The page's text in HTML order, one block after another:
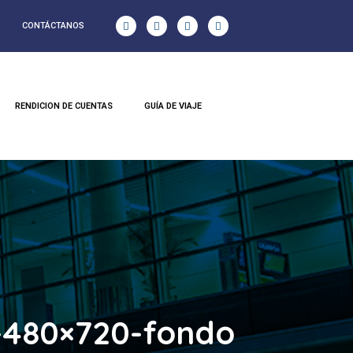
CONTÁCTANOS
RENDICION DE CUENTAS GUÍA DE VIAJE
fondo